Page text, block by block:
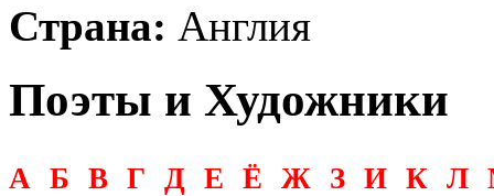
Страна: Англия
Поэты и Художники
А Б В Г Д Е Ё Ж З И К Л